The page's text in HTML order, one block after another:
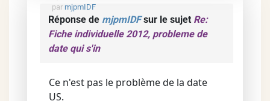
par mjpmIDF
Réponse de mjpmIDFsur le sujet Re:
Fiche individuelle 2012, probleme de
date qui s'in
Ce n'est pas le problème de la date
US.